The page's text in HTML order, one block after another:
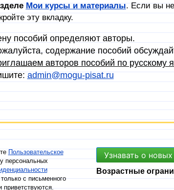
Мои курсы и материалы. Если вы
эту вкладку.
пособий определяют авторы.
содержание пособий
авторов пособий по русскому
admin@mogu-pisat.ru
Пользовательское
персональных
с письменного
приветствуются.
Узнавать о
Возрастные